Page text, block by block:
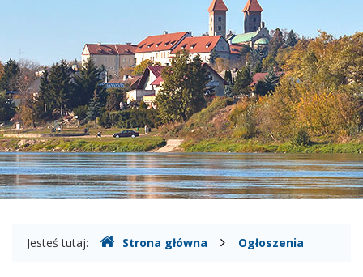
Wisłą,
usytuowanego
na
terenie
Zakładu
Gospodarki
Komunalnej
Gdzie
Jesteś tutaj: Strona główna Ogłoszenia